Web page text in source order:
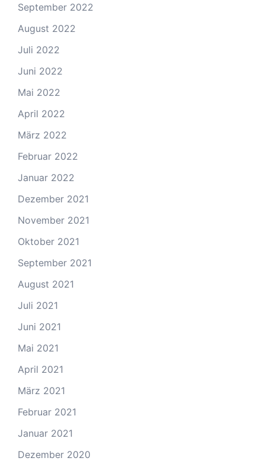
September 2022
August 2022
Juli 2022
Juni 2022
Mai 2022
April 2022
März 2022
Februar 2022
Januar 2022
Dezember 2021
November 2021
Oktober 2021
September 2021
August 2021
Juli 2021
Juni 2021
Mai 2021
April 2021
März 2021
Februar 2021
Januar 2021
Dezember 2020